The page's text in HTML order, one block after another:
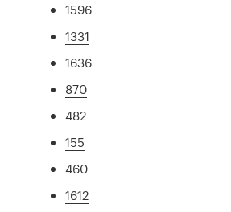
1596
1331
1636
870
482
155
460
1612